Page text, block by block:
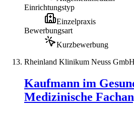
Einrichtungstyp
Einzelpraxis
Bewerbungsart
Kurzbewerbung
Rheinland Klinikum Neuss GmbH
Kaufmann im
Medizinische